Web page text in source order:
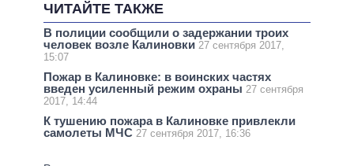
ЧИТАЙТЕ ТАКЖЕ
В полиции сообщили о задержании троих
человек возле Калиновки 27 сентября 2017,
15:07
Пожар в Калиновке: в воинских частях
введен усиленный режим охраны 27 сентября
2017, 14:44
К тушению пожара в Калиновке привлекли
самолеты МЧС 27 сентября 2017, 16:36